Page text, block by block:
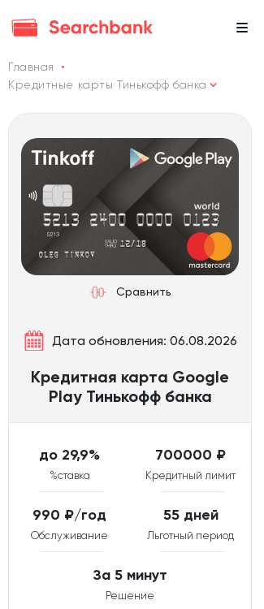
Главная
Кредитные карты Тинькофф банка
Сравнить
Дата обновления: 06.08.2026
Кредитная карта Google
Play Тинькофф банка
до 29,9%
%ставка
700000 ₽
Кредитный лимит
990 ₽/год
Обслуживание
55 дней
Льготный период
За 5 минут
Решение